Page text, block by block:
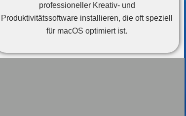
professioneller Kreativ- und
Produktivitätssoftware installieren, die oft speziell
für macOS optimiert ist.